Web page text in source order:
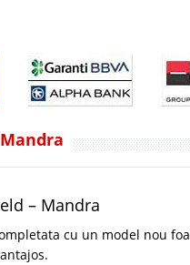
– Mandra
cu un model nou